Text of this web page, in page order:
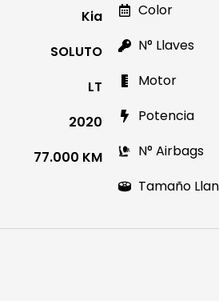
Kia
SOLUTO
LT
2020
77.000 KM
Color
N° Llaves
Motor
Potencia
N° Airbags
Tamaño